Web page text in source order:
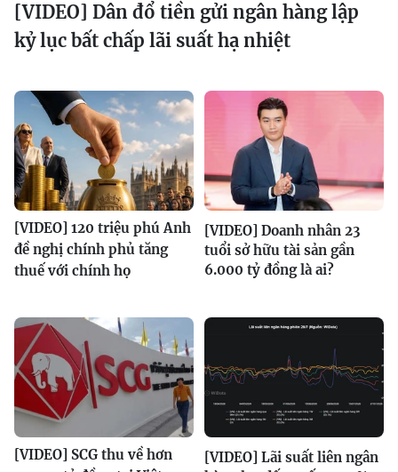
[VIDEO] Dân đổ tiền gửi ngân hàng lập
kỷ lục bất chấp lãi suất hạ nhiệt
[VIDEO] 120 triệu phú Anh
đề nghị chính phủ tăng
thuế với chính họ
[VIDEO] Doanh nhân 23
tuổi sở hữu tài sản gần
6.000 tỷ đồng là ai?
[VIDEO] SCG thu về hơn
[VIDEO] Lãi suất liên ngân